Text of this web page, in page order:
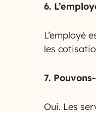
6.
L’employé
les
7.
Oui. Les